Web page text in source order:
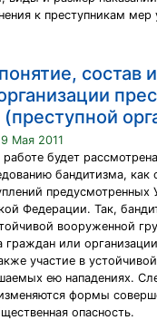
к преступникам мер
состав
Мая 2011
будет
бандитизма, как
предусмотренных
Федерации. Так,
вооруженной
граждан или
участие в
ею нападениях.
формы
опасность.